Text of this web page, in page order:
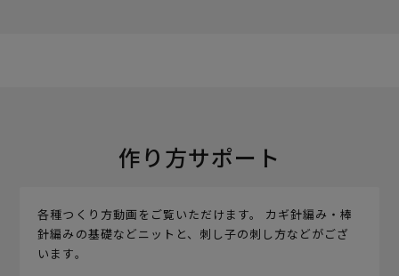
作り方サポート
各種つくり方動画をご覧いただけます。 カギ針編み・棒
針編みの基礎などニットと、刺し子の刺し方などがござ
います。